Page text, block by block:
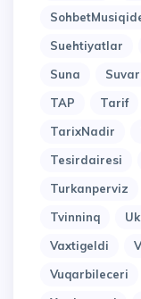
Suehtiyatlar
Suna
TAP
Tarif
TarixNadir
Tesirdairesi
Turkanperviz
Tvinninq
Vaxtigeldi
Vuqarbileceri